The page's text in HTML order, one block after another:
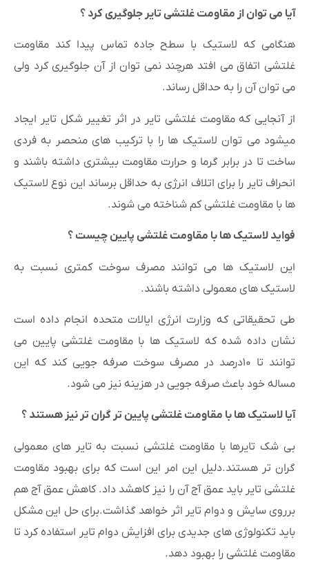
آیا می توان از مقاومت غلتشی تایر جلوگیری کرد ؟
هنگامی که لاستیک با سطح جاده تماس پیدا کند مقاومت
غلتشی اتفاق می افتد هرچند نمی توان از آن جلوگیری کرد ولی
می توان آن را به حداقل رساند.
از آنجایی که مقاومت غلتشی تایر در اثر تغییر شکل تایر ایجاد
میشود می توان لاستیک ها را با ترکیب های منحصر به فردی
ساخت تا در برابر گرما و حرارت مقاومت بیشتری داشته باشند و
انحراف تایر را برای اتلاف انرژی به حداقل برساند این نوع لاستیک
ها با مقاومت غلتشی کم شناخته می شوند.
فواید لاستیک ها با مقاومت غلتشی پایین چیست ؟
این لاستیک ها می توانند مصرف سوخت کمتری نسبت به
لاستیک های معمولی داشته باشند.
طی تحقیقاتی که وزارت انرژی ایالات متحده انجام داده است
نشان داده شده که لاستیک ها با مقاومت غلتشی پایین می
توانند تا ۱۰درصد در مصرف سوخت صرفه جویی کند که این
مساله خود باعث صرفه جویی در هزینه نیز می شود.
آیا لاستیک ها با مقاومت غلتشی پایین تر گران تر نیز هستند ؟
بی شک تایرها با مقاومت غلتشی نسبت به تایر های معمولی
گران تر هستند.دلیل این امر این است که برای بهبود مقاومت
غلتشی تایر باید عمق آج آن را نیز کاهشد داد. کاهش عمق آج هم
برروی سایش و دوام تایر اثر خواهد گذاشت.برای حل این مشکل
باید تکنولوژی های جدیدی برای افزایش دوام تایر استفاده کرد تا
مقاومت غلتشی را بهبود دهد.